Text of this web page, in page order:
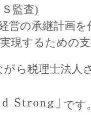
監査)
営の承継計画を
現するための
ら税理士法人
です